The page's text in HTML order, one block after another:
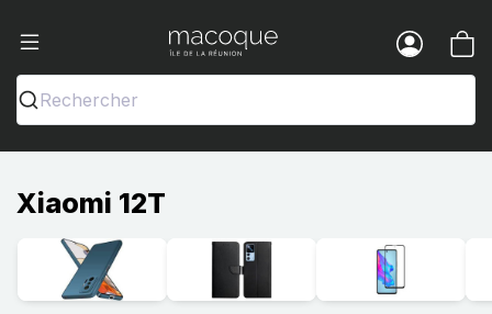
Ma Coque - Coques et Accessoires
Rechercher
Xiaomi 12T